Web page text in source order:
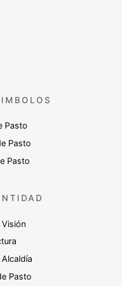
Pasto
Pasto
Pasto
Pasto